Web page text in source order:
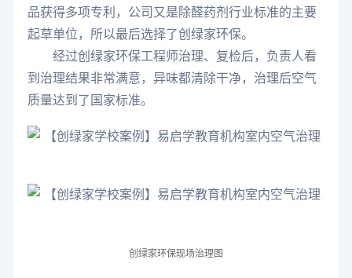
品获得多项专利，公司又是除醛药剂行业标准的主要
起草单位，所以最后选择了创绿家环保。
经过创绿家环保工程师治理、复检后，负责人看
到治理结果非常满意，异味都清除干净，治理后空气
质量达到了国家标准。
创绿家环保现场治理图